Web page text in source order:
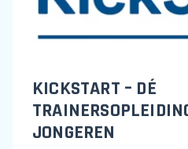
KICKSTART – DÉ
JONGEREN